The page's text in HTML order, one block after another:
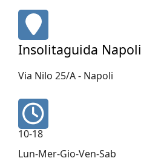
fas
map-
marker
Insolitaguida Napoli
Via Nilo 25/A - Napoli
fa
o
10-18
Lun-Mer-Gio-Ven-Sab